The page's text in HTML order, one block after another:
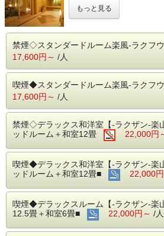
いませ。
完全個室でプライベートな心
にて、日本の四季を感じる
【ご朝食】
食や、群馬の採れたて新鮮野
シェフ特製の洋食メニュー
※都合により朝食内容がハー
います
【温泉マーク発祥の地「磯部
塩化物炭酸水素塩泉の良質泉
と言われ、
大変温まるので「風邪治しの
男女とも大浴場が二ヶ所づつ
でお楽しみください。
【オススメ観光スポットのご
■富岡製糸場：車で20分
もっと見る
禁煙◇スタンダードルーム楽風-ラクフ
17,600円～ /人
喫煙◆スタンダードルーム楽風-ラクフ
17,600円～ /人
禁煙◇デラックス和洋室【-ラクザン-楽
ッドルーム＋和室12畳
22,000円
喫煙◆デラックス和洋室【-ラクザン-楽
ッドルーム＋和室12畳■
22,000円
喫煙◆デラックスルーム【-ラクザン-
12.5畳＋和室6畳■
22,000円～ /人